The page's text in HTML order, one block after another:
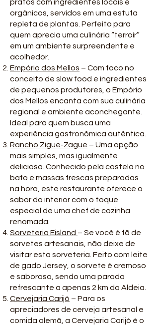
pratos com ingredientes locais e
orgânicos, servidos em uma estufa
repleta de plantas. Perfeito para
quem aprecia uma culinária “terroir”
em um ambiente surpreendente e
acolhedor.
Empório dos Mellos – Com foco no
conceito de slow food e ingredientes
de pequenos produtores, o Empório
dos Mellos encanta com sua culinária
regional e ambiente aconchegante.
Ideal para quem busca uma
experiência gastronômica autêntica.
Rancho Zigue-Zague – Uma opção
mais simples, mas igualmente
deliciosa. Conhecido pela costela no
bafo e massas frescas preparadas
na hora, este restaurante oferece o
sabor do interior com o toque
especial de uma chef de cozinha
renomada.
Sorveteria Eisland – Se você é fã de
sorvetes artesanais, não deixe de
visitar esta sorveteria. Feito com leite
de gado Jersey, o sorvete é cremoso
e saboroso, sendo uma parada
refrescante a apenas 2 km da Aldeia.
Cervejaria Carijó – Para os
apreciadores de cerveja artesanal e
comida alemã, a Cervejaria Carijó é o